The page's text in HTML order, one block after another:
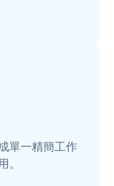
單一精簡工作